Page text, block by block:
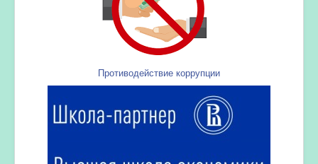
Противодействие коррупции